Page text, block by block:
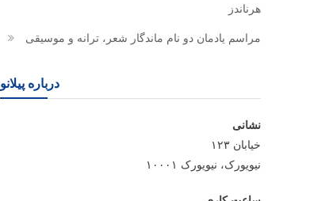
هرناندز
مراسم یادمان دو نام ماندگار شعر، ترانه و موسیقی
درباره پیلانو
نشانی
خیابان ۱۲۳
نیویورک، نیویورک ۱۰۰۰۱